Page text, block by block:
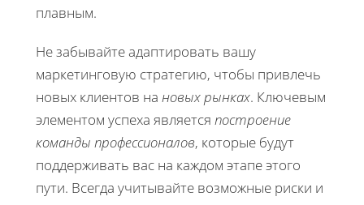
плавным.
Не забывайте адаптировать вашу
маркетинговую стратегию, чтобы привлечь
новых клиентов на новых рынках. Ключевым
элементом успеха является построение
команды профессионалов, которые будут
поддерживать вас на каждом этапе этого
пути. Всегда учитывайте возможные риски и